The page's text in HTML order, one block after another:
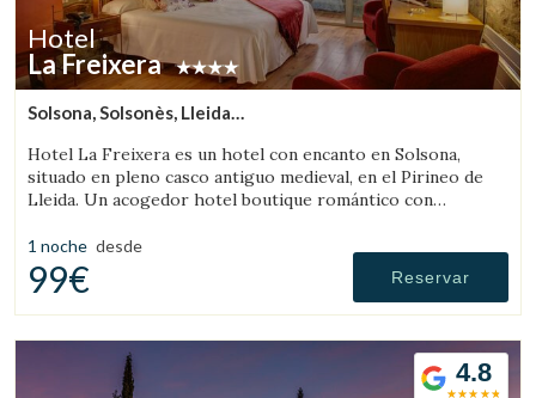
Hotel
La Freixera
Solsona, Solsonès, Lleida
Hotel La Freixera es un hotel con encanto en Solsona,
situado en pleno casco antiguo medieval, en el Pirineo de
Lleida. Un acogedor hotel boutique romántico con
madera y la historia crean una atmósfera única.
1 noche desde
99€ Reservar
4.8